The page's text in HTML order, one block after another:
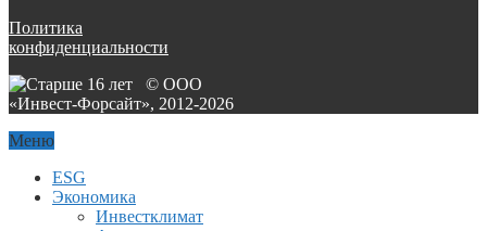
Политика
конфиденциальности
© ООО
«Инвест-Форсайт», 2012-2026
Меню
ESG
Экономика
Инвестклимат